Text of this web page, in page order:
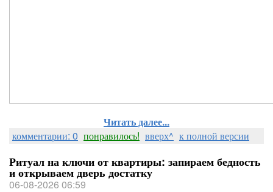
Читать далее...
комментарии: 0 понравилось! вверх^ к полной версии
Ритуал на ключи от квартиры: запираем бедность
и открываем дверь достатку
06-08-2026 06:59